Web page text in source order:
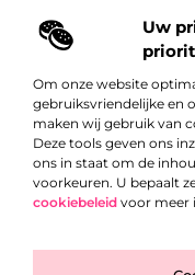
Uw
Om onze website
gebruiksvriendelijke en
maken wij gebruik van
Deze tools geven ons
ons in staat om de
voorkeuren. U bepaalt
cookiebeleid voor meer
Top
De best gelezen
Meer stallen
Ontdek de Wereld
Inzichten
Immo in Lochristi:
24 – Uur Slotenmaker